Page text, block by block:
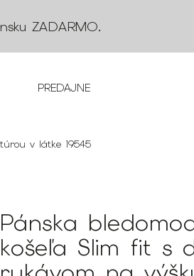
ZADARMO.
PREDAJNE
v látke 19545
Pánska
košeľa Slim fit s